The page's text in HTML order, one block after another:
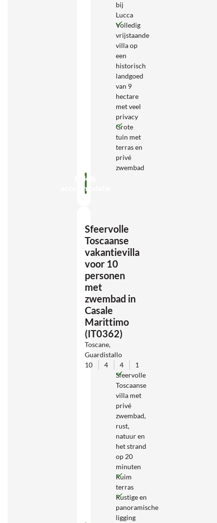
bij
Lucca
Volledig
vrijstaande
villa op
een
historisch
landgoed
van 9
hectare
met veel
privacy
Grote
tuin met
terras en
privé
zwembad
Bekijk
accommodatie
Sfeervolle
Toscaanse
vakantievilla
voor 10
personen
met
zwembad in
Casale
Marittimo
(IT0362)
Toscane,
Guardistallo
10
4 4
1
Sfeervolle
Toscaanse
villa met
privé
zwembad,
rust,
natuur en
het strand
op 20
minuten
Ruim
terras
Rustige en
panoramische
ligging